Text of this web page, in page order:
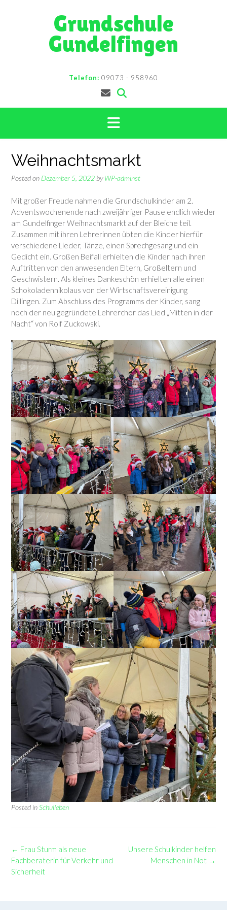
Grundschule
Gundelfingen
Telefon: 09073 - 958960
Weihnachtsmarkt
Posted on Dezember 5, 2022 byWP-adminst
Mit großer Freude nahmen die Grundschulkinder am 2.
Adventswochenende nach zweijähriger Pause endlich wieder
am Gundelfinger Weihnachtsmarkt auf der Bleiche teil.
Zusammen mit ihren Lehrerinnen übten die Kinder hierfür
verschiedene Lieder, Tänze, einen Sprechgesang und ein
Gedicht ein. Großen Beifall erhielten die Kinder nach ihren
Auftritten von den anwesenden Eltern, Großeltern und
Geschwistern. Als kleines Dankeschön erhielten alle einen
Schokoladennikolaus von der Wirtschaftsvereinigung
Dillingen. Zum Abschluss des Programms der Kinder, sang
noch der neu gegründete Lehrerchor das Lied „Mitten in der
Nacht“ von Rolf Zuckowski.
Posted inSchulleben
Post
navigation
Unsere Schulkinder helfen
Menschen in Not →
← Frau Sturm als neue
Fachberaterin für Verkehr und
Sicherheit